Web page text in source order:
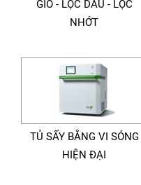
GIÓ - LỌC DẦU - LỌC
NHỚT
TỦ SẤY BẰNG VI SÓNG
HIỆN ĐẠI